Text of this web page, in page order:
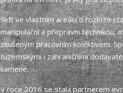
Sídlí ve vlastním areálu o rozloze
manipulační a přepravní technikou,
zkušeným pracovním kolektivem.
tuzemskými i zahraničními
kamene.
V roce 2016 se stala partnerem